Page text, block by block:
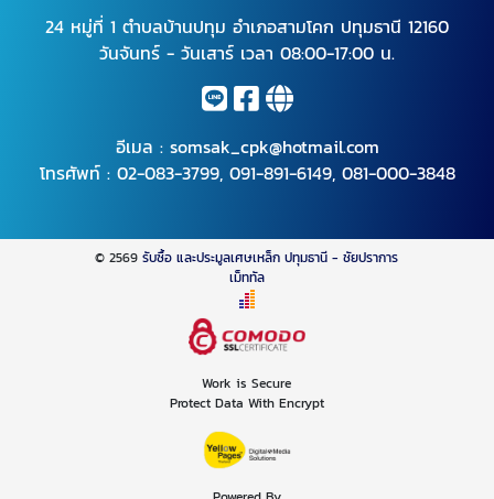
24 หมู่ที่ 1 ตำบลบ้านปทุม อำเภอสามโคก ปทุมธานี 12160
วันจันทร์ - วันเสาร์ เวลา 08:00-17:00 น.
อีเมล : somsak_cpk@hotmail.com
โทรศัพท์ : 02-083-3799, 091-891-6149, 081-000-3848
© 2569รับซื้อ และประมูลเศษเหล็ก ปทุมธานี - ชัยปราการ
เม็ททัล
Work is Secure
Protect Data With Encrypt